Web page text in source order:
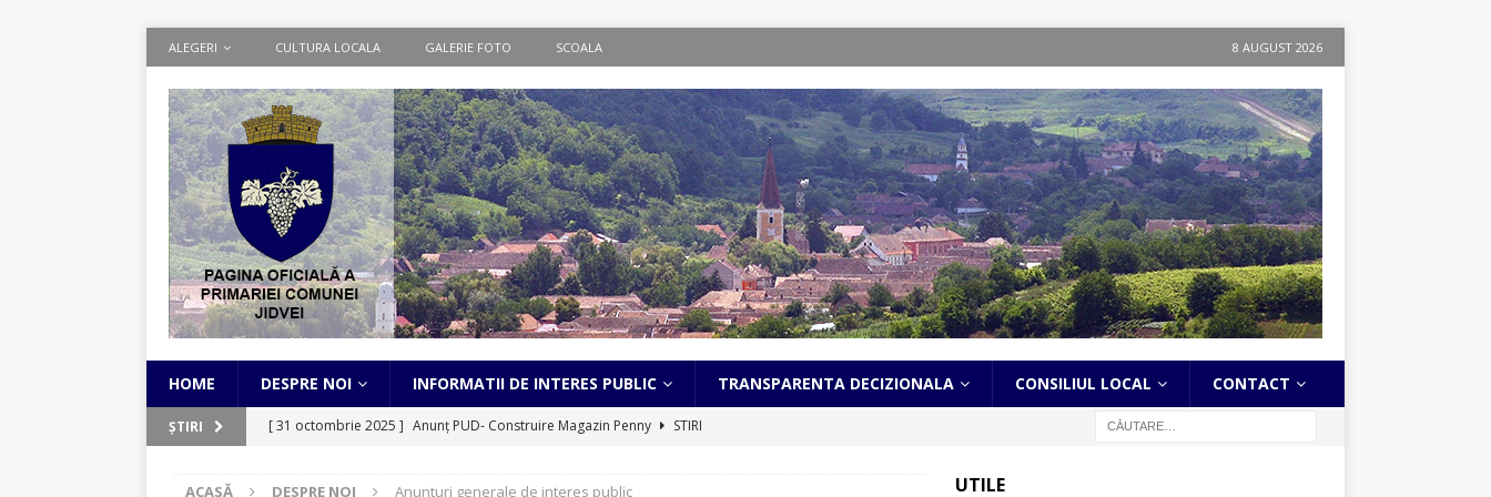
ALEGERI CULTURA LOCALA GALERIE FOTO SCOALA 8 AUGUST 2026
HOME DESPRE NOI INFORMATII DE INTERES PUBLIC TRANSPARENTA DECIZIONALA CONSILIUL LOCAL CONTACT
ȘTIRI [ 31 octombrie 2025 ] Anunț PUD- Construire Magazin Penny
STIRI
ACASĂ DESPRE NOI Anunturi generale de interes public UTILE